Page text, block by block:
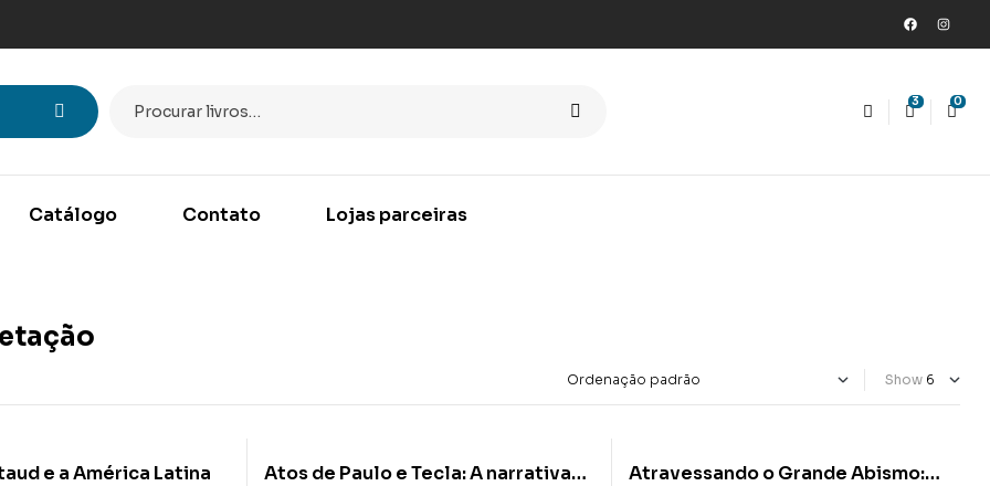
3 0
Catálogo Contato Lojas parceiras
Show
e a América Latina
Atos de Paulo e Tecla: A narrativa
Atravessando o Grande Abismo: